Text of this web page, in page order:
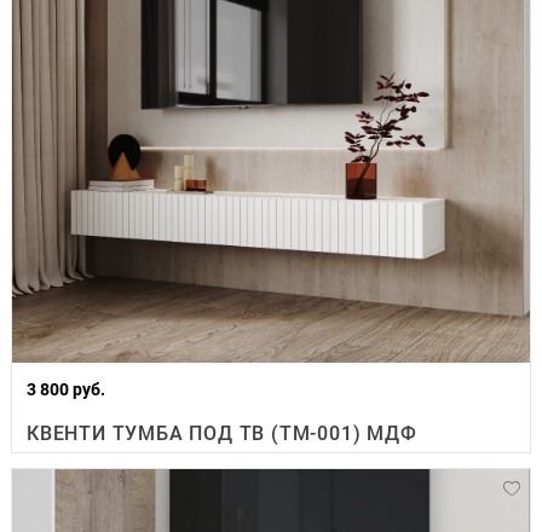
3 800 руб.
КВЕНТИ ТУМБА ПОД ТВ (ТМ-001) МДФ